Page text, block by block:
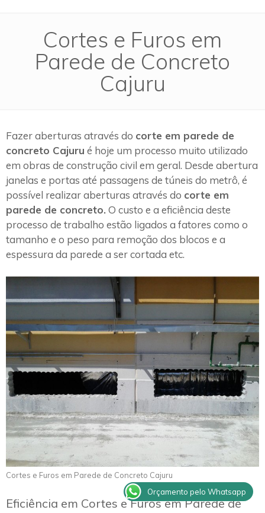
Cortes e Furos em
Parede de Concreto
Cajuru
Fazer aberturas através do corte em parede de
concreto Cajuru é hoje um processo muito utilizado
em obras de construção civil em geral. Desde abertura
janelas e portas até passagens de túneis do metrô, é
possível realizar aberturas através do corte em
parede de concreto. O custo e a eficiência deste
processo de trabalho estão ligados a fatores como o
tamanho e o peso para remoção dos blocos e a
espessura da parede a ser cortada etc.
Cortes e Furos em Parede de Concreto Cajuru
Eficiência em Cortes e Furos em Parede de
Orçamento pelo Whatsapp